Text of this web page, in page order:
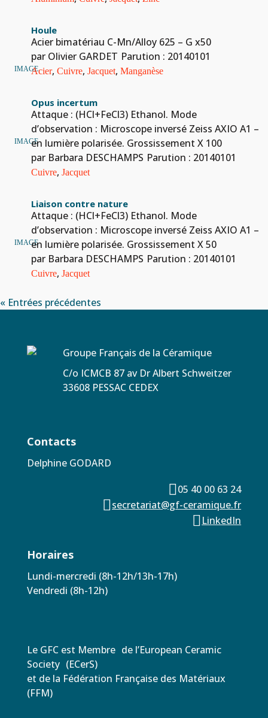
IMAGE
Houle
Acier bimatériau C-Mn/Alloy 625 – G x50
par Olivier GARDET Parution : 20140101
Acier, Cuivre, Jacquet, Manganèse
IMAGE
Opus incertum
Attaque : (HCl+FeCl3) Ethanol. Mode
d’observation : Microscope inversé Zeiss AXIO A1 –
en lumière polarisée. Grossissement X 100
par Barbara DESCHAMPS Parution : 20140101
Cuivre, Jacquet
IMAGE
Liaison contre nature
Attaque : (HCl+FeCl3) Ethanol. Mode
d’observation : Microscope inversé Zeiss AXIO A1 –
en lumière polarisée. Grossissement X 50
par Barbara DESCHAMPS Parution : 20140101
Cuivre, Jacquet
« Entrées précédentes
Groupe Français de la Céramique
C/o ICMCB 87 av Dr Albert Schweitzer
33608 PESSAC CEDEX
Contacts
Delphine GODARD
05 40 00 63 24

secretariat@gf-ceramique.fr

LinkedIn

Horaires
Lundi-mercredi (8h-12h/13h-17h)
Vendredi (8h-12h)
Le GFC est Membre de l’European Ceramic
Society (ECerS)
et de la Fédération Française des Matériaux
(FFM)